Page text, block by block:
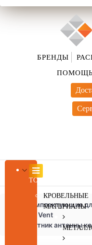
БРЕНДЫ
ПОМОЩЬ
КАТАЛОГ
ТОВАРОВ
(CURRENT)
КРОВЕЛЬНЫЕ
МАТЕРИАЛЫ
Комплектующие
Vilpe Vent
Воротник антенны